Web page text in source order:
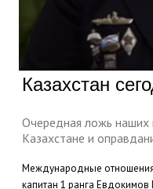
Казахстан
Очередная ложь
Казахстане и
Международные
капитан 1 ранга Евдокимов